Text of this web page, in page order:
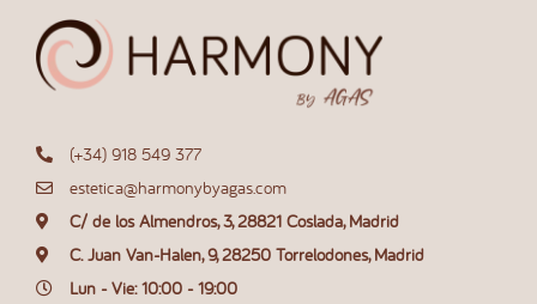
(+34) 918 549 377
estetica@harmonybyagas.com
C/ de los Almendros, 3, 28821 Coslada, Madrid
C. Juan Van-Halen, 9, 28250 Torrelodones, Madrid
Lun - Vie: 10:00 - 19:00